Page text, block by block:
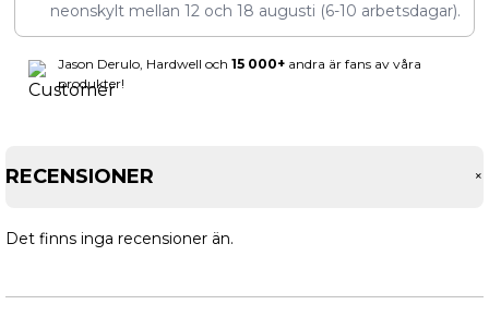
neonskylt mellan 12 och 18 augusti (6-10 arbetsdagar).
Jason Derulo, Hardwell och 15 000+ andra är fans av våra
produkter!
RECENSIONER +
Det finns inga recensioner än.